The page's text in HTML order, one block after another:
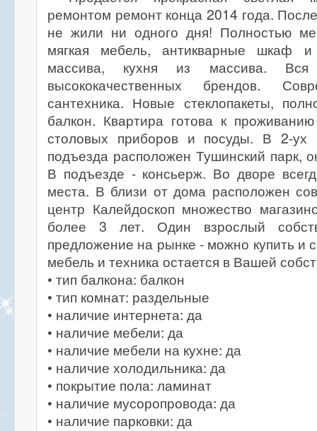
ремонтом ремонт конца 2014 года.
не жили ни одного дня! Полностью
мягкая мебель, антикварные шкаф
массива, кухня из массива. Вся
высококачественных брендов.
сантехника. Новые стеклопакеты,
балкон. Квартира готова к
столовых приборов и посуды. В 2-ух
подъезда расположен Тушинский парк,
В подъезде - консьерж. Во дворе
места. В близи от дома расположен
центр Калейдоскоп множество
более 3 лет. Один взрослый
предложение на рынке - можно купить и
мебель и техника остается в Вашей
• тип балкона: балкон
• тип комнат: раздельные
• наличие интернета: да
• наличие мебели: да
• наличие мебели на кухне: да
• наличие холодильника: да
• покрытие пола: ламинат
• наличие мусоропровода: да
• наличие парковки: да